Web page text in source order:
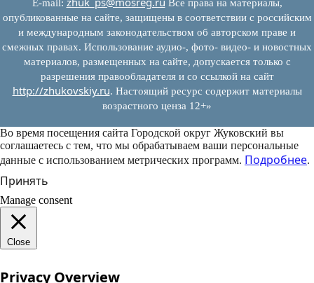
E‑mail:
Все права на материалы,
опубликованные на сайте, защищены в соответствии с российским
и международным законодательством об авторском праве и
смежных правах. Использование аудио-, фото- видео- и новостных
материалов, размещенных на сайте, допускается только с
разрешения правообладателя и со ссылкой на сайт
http://zhukovskiy.ru. Настоящий ресурс содержит материалы
возрастного ценза 12+»
Во время посещения сайта Городской округ Жуковский вы
соглашаетесь с тем, что мы обрабатываем ваши персональные
данные с использованием метрических программ. Подробнее.
Принять
Manage consent
Close
Privacy Overview